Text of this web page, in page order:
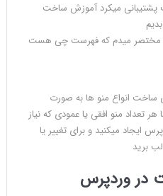
پشتیبانی میکرد آموزش ساخت
مختصر میدم که فهرست چی هست
ساخت انواع منو ها به صورت
تعداد منو افقی یا عمودی که نیاز
ایجاد میکنید و برای تغییر یا
برید
وردپرس